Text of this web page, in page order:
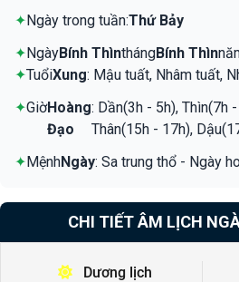
✦Ngày trong tuần:Thứ Bảy
✦NgàyBính ThìnthángBính Thìn
✦TuổiXung: Mậu tuất, Nhâm tuất,
✦GiờHoàng
Đạo
: Dần(3h - 5h), Thìn(7h
Thân(15h - 17h),
✦MệnhNgày: Sa trung thổ - Ngày
CHI TIẾT ÂM LỊCH
Dương lịch